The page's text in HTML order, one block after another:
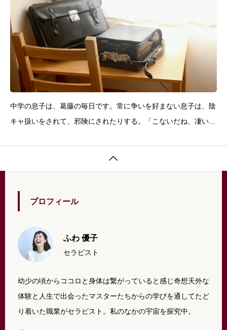
中学の息子は、葛藤の毎日です。常に争いを好まない息子は、陰
キャ扱いをされて、邪険にされたりする。「こないだね、凄い事

プロフィール
ふわ 優子
セラピスト
幼少の頃からココロと身体は繋がっていると感じ奇想天外な
体験と人生で出会ったマスターたちからの学びを通してたど
り着いた職業がセラピスト。私のなかの宇宙を探究中。